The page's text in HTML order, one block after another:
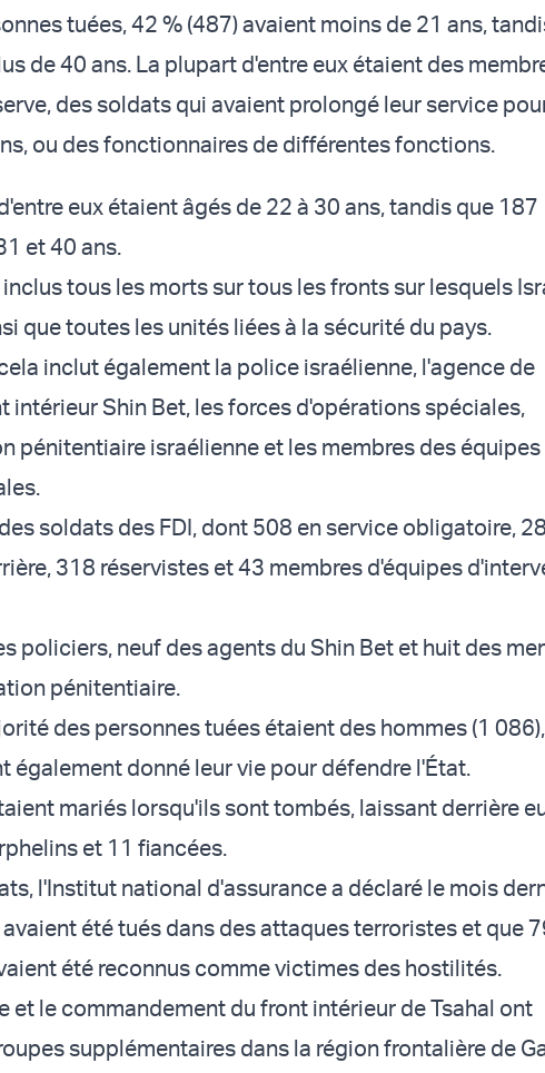
tuées, 42 % (487) avaient moins de 21 ans,
de 40 ans. La plupart d'entre eux étaient des
des soldats qui avaient prolongé leur service
ou des fonctionnaires de différentes fonctions.
eux étaient âgés de 22 à 30 ans, tandis que 187
et 40 ans.
tous les morts sur tous les fronts sur lesquels
que toutes les unités liées à la sécurité du pays.
inclut également la police israélienne, l'agence de
intérieur Shin Bet, les forces d'opérations spéciales,
pénitentiaire israélienne et les membres des équipes
soldats des FDI, dont 508 en service obligatoire,
318 réservistes et 43 membres d'équipes
policiers, neuf des agents du Shin Bet et huit des
pénitentiaire.
des personnes tuées étaient des hommes (1
également donné leur vie pour défendre l'État.
mariés lorsqu'ils sont tombés, laissant derrière
et 11 fiancées.
l'Institut national d'assurance a déclaré le mois
été tués dans des attaques terroristes et que
été reconnus comme victimes des hostilités.
et le commandement du front intérieur de Tsahal ont
supplémentaires dans la région frontalière de